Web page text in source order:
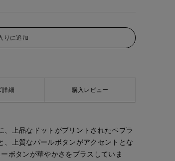
りに追加
詳細 購入レビュー
上品なドットがプリントされたペプラ
、上質なパールボタンがアクセントとな
ボタンが華やかさをプラスしていま